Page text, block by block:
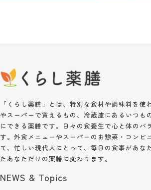
「くらし薬膳」とは、特別な食材や調味料を使
やスーパーで買えるもの、冷蔵庫にあるいつも
にできる薬膳です。日々の食養生で心と体のバ
す。外食メニューやスーパーのお惣菜・コンビ
て、忙しい現代人にとって、毎日の食事があな
たあなただけの薬膳に変わります。
NEWS & Topics